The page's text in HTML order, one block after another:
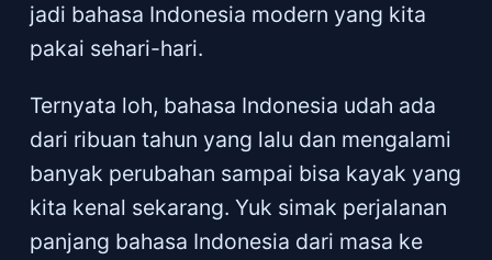
jadi bahasa Indonesia modern yang kita
pakai sehari-hari.
Ternyata loh, bahasa Indonesia udah ada
dari ribuan tahun yang lalu dan mengalami
banyak perubahan sampai bisa kayak yang
kita kenal sekarang. Yuk simak perjalanan
panjang bahasa Indonesia dari masa ke